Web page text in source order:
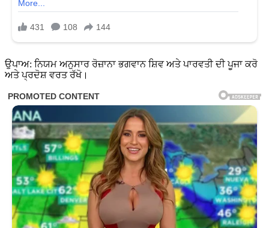
ਉਪਾਅ: ਨਿਯਮ ਅਨੁਸਾਰ ਰੋਜ਼ਾਨਾ ਭਗਵਾਨ ਸ਼ਿਵ ਅਤੇ ਪਾਰਵਤੀ ਦੀ ਪੂਜਾ ਕਰੋ
ਅਤੇ ਪ੍ਰਦੋਸ਼ ਵਰਤ ਰੱਖੋ।